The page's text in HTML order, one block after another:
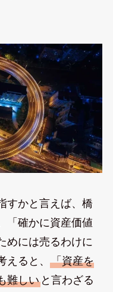
すかと言えば、橋
「確かに資産価値
めには売るわけに
ると、 「資産を
難しいと言わざる